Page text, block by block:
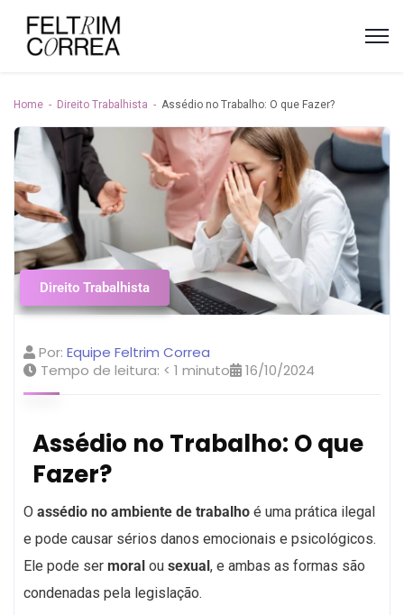
Home Direito Trabalhista Assédio no Trabalho: O que Fazer?
Direito Trabalhista
Por: Equipe Feltrim Correa
Tempo de leitura: < 1 minuto 16/10/2024
Assédio no Trabalho: O que
Fazer?
O assédio no ambiente de trabalho é uma prática ilegal
e pode causar sérios danos emocionais e psicológicos.
Ele pode ser moral ou sexual, e ambas as formas são
condenadas pela legislação.